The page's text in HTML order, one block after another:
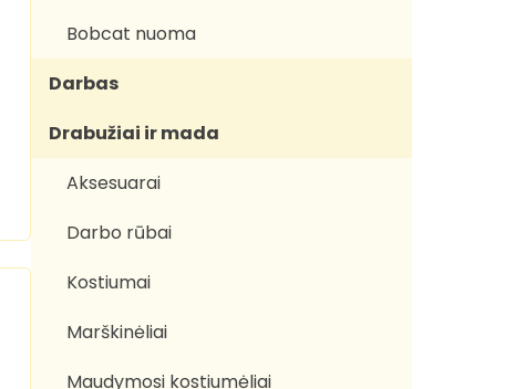
Bobcat nuoma
Darbas
Drabužiai ir mada
Aksesuarai
Darbo rūbai
Kostiumai
Marškinėliai
Maudymosi kostiumėliai